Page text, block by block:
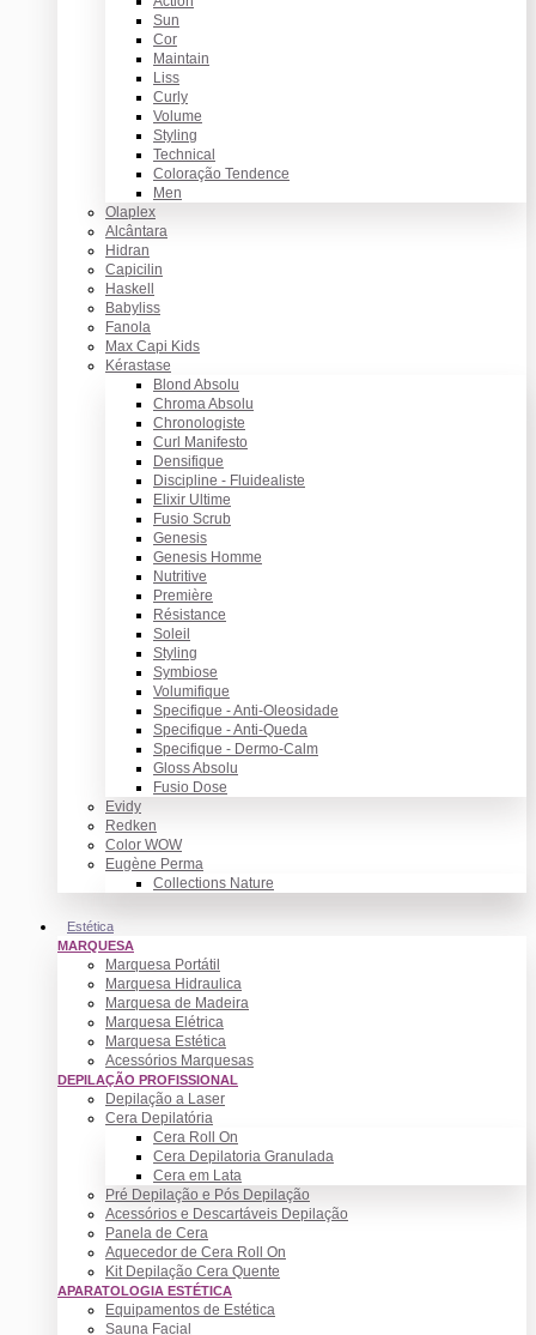
Sun
Cor
Maintain
Liss
Curly
Volume
Styling
Technical
Coloração Tendence
Men
Olaplex
Alcântara
Hidran
Capicilin
Haskell
Babyliss
Fanola
Max Capi Kids
Kérastase
Blond Absolu
Chroma Absolu
Chronologiste
Curl Manifesto
Densifique
Discipline - Fluidealiste
Elixir Ultime
Fusio Scrub
Genesis
Genesis Homme
Nutritive
Première
Résistance
Soleil
Styling
Symbiose
Volumifique
Specifique - Anti-Oleosidade
Specifique - Anti-Queda
Specifique - Dermo-Calm
Gloss Absolu
Fusio Dose
Evidy
Redken
Color WOW
Eugène Perma
Collections Nature
Estética
MARQUESA
Marquesa Portátil
Marquesa Hidraulica
Marquesa de Madeira
Marquesa Elétrica
Marquesa Estética
Acessórios Marquesas
DEPILAÇÃO PROFISSIONAL
Depilação a Laser
Cera Depilatória
Cera Roll On
Cera Depilatoria Granulada
Cera em Lata
Pré Depilação e Pós Depilação
Acessórios e Descartáveis Depilação
Panela de Cera
Aquecedor de Cera Roll On
Kit Depilação Cera Quente
APARATOLOGIA ESTÉTICA
Equipamentos de Estética
Sauna Facial